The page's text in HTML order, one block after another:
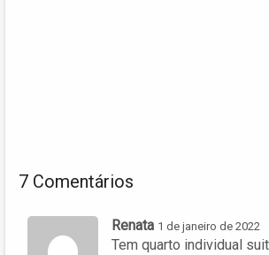
7 Comentários
Renata 1 de janeiro de 2022
Tem quarto individual